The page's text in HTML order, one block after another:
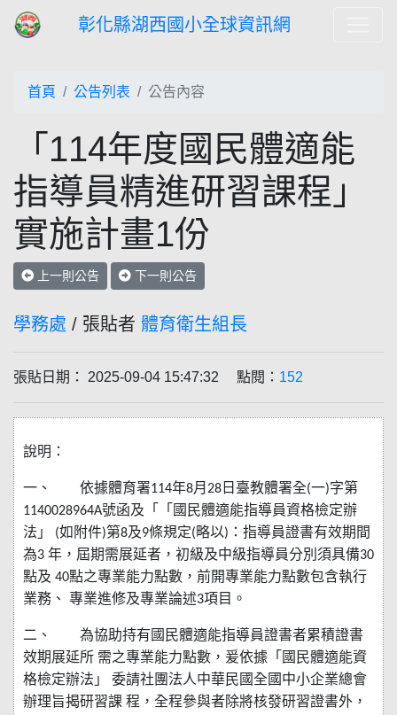
彰化縣湖西國小全球資訊網
首頁 公告列表 公告內容
「114年度國民體適能
指導員精進研習課程」
實施計畫1份
上一則公告 下一則公告
學務處 / 張貼者 體育衛生組長
張貼日期： 2025-09-04 15:47:32 點閱： 152
說明：
一、 依據體育署114年8月 28 日臺教體署全(一)字第
1140028964A號函及「「國民體適能指導員資格檢定辦
法」
(如附件)第8及9條規定(略以) ：指導員證書有效期間
為3 年，屆期需展延者，初級及中級指導員分別須具備30
點及 40點之專業能力點數，前開專業能力點數包含執行
業務、 專業進修及專業論述3項目。
二、
為協助持有國民體適能指導員證書者累積證書
效期展延所 需之專業能力點數，爰依據「國民體適能資
格檢定辦法」
委請社團法人中華民國全國中小企業總會
辦理旨揭研習課 程，全程參與者除將核發研習證書外，